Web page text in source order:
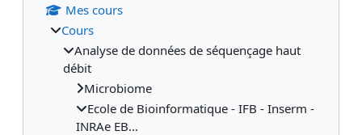
Mes cours
Cours
Analyse de données de séquençage haut
débit
Microbiome
Ecole de Bioinformatique - IFB - Inserm -
INRAe EB...